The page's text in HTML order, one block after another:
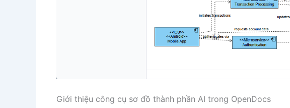
Giới thiệu công cụ sơ đồ thành phần AI trong OpenDocs